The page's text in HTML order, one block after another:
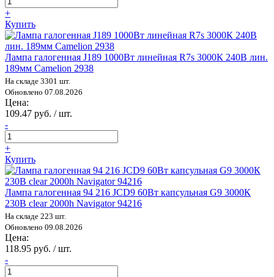
+
Купить
Лампа галогенная J189 1000Вт линейная R7s 3000К 240В лин.
189мм Camelion 2938
На складе 3301 шт.
Обновлено 07.08.2026
Цена:
109.47 руб. / шт.
-
+
Купить
Лампа галогенная 94 216 JCD9 60Вт капсульная G9 3000К
230В clear 2000h Navigator 94216
На складе 223 шт.
Обновлено 09.08.2026
Цена:
118.95 руб. / шт.
-